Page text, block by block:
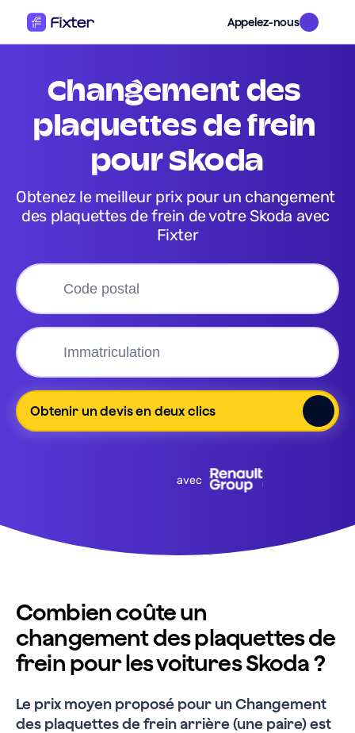
Appelez-nous
changement des
plaquettes de frein
pour Skoda
Obtenez le meilleur prix pour un changement
des plaquettes de frein de votre Skoda avec
Fixter
Obtenir un devis en deux clics
avec
Combien coûte un
changement des plaquettes de
frein pour les voitures Skoda ?
Le prix moyen proposé pour unChangement
des plaquettes de frein arrière (une paire)est